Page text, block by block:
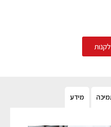
לקנות
מידע